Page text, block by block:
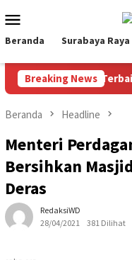
ke
kontenMobile
Beranda Surabaya Raya
Breaking News
Raih Pemain Terbaik,
Beranda Headline
Menteri
Bersihkan
Deras
RedaksiWD
28/04/2021
381 Dilihat